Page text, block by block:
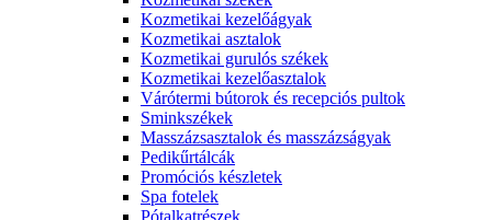
Kozmetikai kezelőágyak
Kozmetikai asztalok
Kozmetikai gurulós székek
Kozmetikai kezelőasztalok
Várótermi bútorok és recepciós pultok
Sminkszékek
Masszázsasztalok és masszázságyak
Pedikűrtálcák
Promóciós készletek
Spa fotelek
Pótalkatrészek